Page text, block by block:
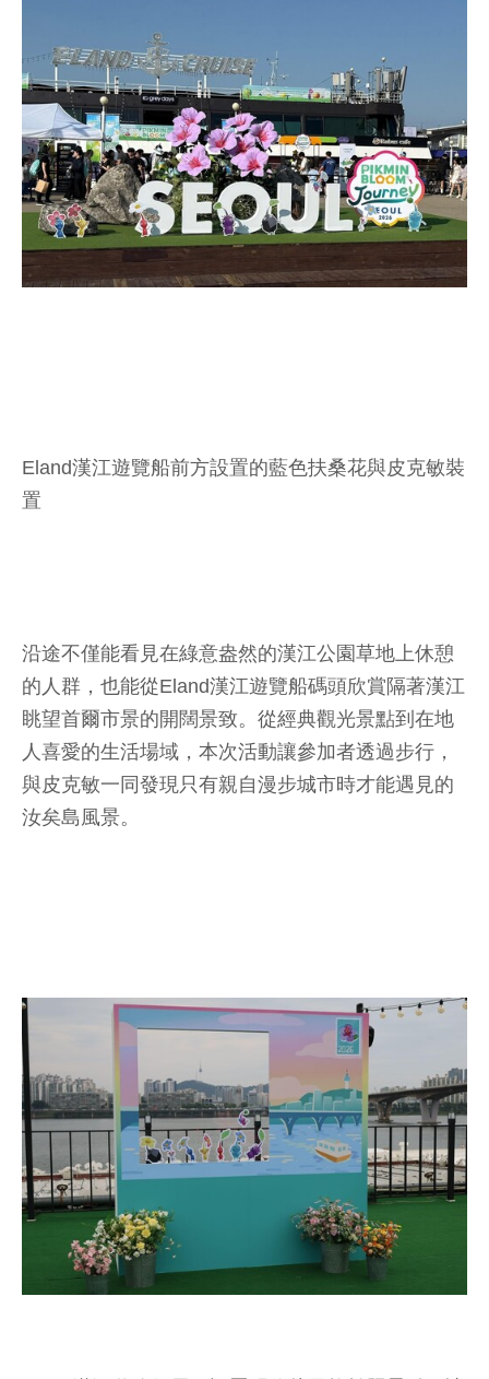
Eland漢江遊覽船前方設置的藍色扶桑花與皮克敏裝
置
沿途不僅能看見在綠意盎然的漢江公園草地上休憩
的人群，也能從Eland漢江遊覽船碼頭欣賞隔著漢江
眺望首爾市景的開闊景致。從經典觀光景點到在地
人喜愛的生活場域，本次活動讓參加者透過步行，
與皮克敏一同發現只有親自漫步城市時才能遇見的
汝矣島風景。